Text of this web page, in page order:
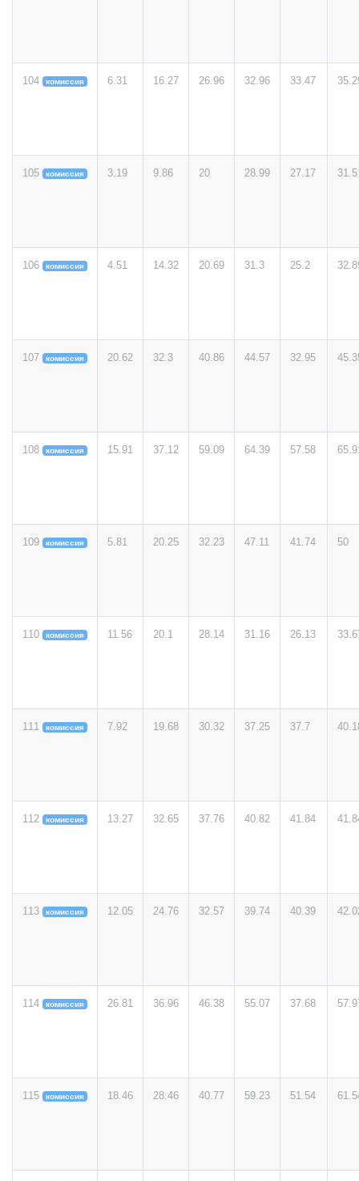
104 комиссия 6.31 16.27 26.96 32.96 33.47
105 комиссия 3.19 9.86 20 28.99 27.17 31.5
106 комиссия 4.51 14.32 20.69 31.3 25.2
107 комиссия 20.62 32.3 40.86 44.57 32.95
108 комиссия 15.91 37.12 59.09 64.39 57.58
109 комиссия 5.81 20.25 32.23 47.11 41.74 50
110 комиссия 11.56 20.1 28.14 31.16 26.13
111 комиссия 7.92 19.68 30.32 37.25 37.7
112 комиссия 13.27 32.65 37.76 40.82 41.84
113 комиссия 12.05 24.76 32.57 39.74 40.39
114 комиссия 26.81 36.96 46.38 55.07 37.68
115 комиссия 18.46 28.46 40.77 59.23 51.54